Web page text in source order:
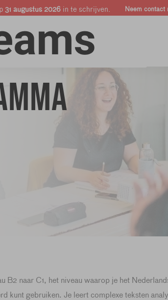
31 augustus 2026in te schrijven. Neem contact
Bedrijven & Pro's Shop
B2 naar C1, het niveau waarop je het
kunt gebruiken. Je leert complexe teksten